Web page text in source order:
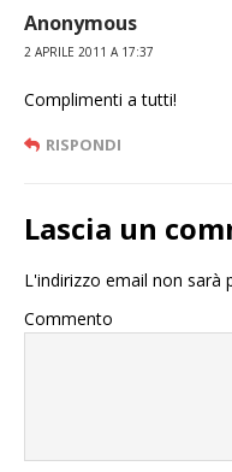
Anonymous
2 APRILE 2011 A 17:37
Complimenti a tutti!
RISPONDI
Lascia un
L'indirizzo email non sarà
Commento